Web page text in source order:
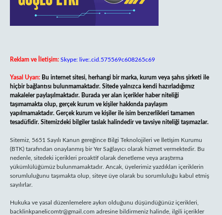
Reklam ve İletişim: Skype: live:.cid.575569c608265c69
Yasal Uyarı: Bu internet sitesi, herhangi bir marka, kurum veya şahıs şirketi ile
hiçbir bağlantısı bulunmamaktadır. Sitede yalnızca kendi hazırladığımız
makaleler paylaşılmaktadır. Burada yer alan içerikler haber niteliği
taşımamakta olup, gerçek kurum ve kişiler hakkında paylaşım
yapılmamaktadır. Gerçek kurum ve kişiler ile isim benzerlikleri tamamen
tesadüfidir. Sitemizdeki bilgiler taslak halindedir ve tavsiye niteliği taşımazlar.
Sitemiz, 5651 Sayılı Kanun gereğince Bilgi Teknolojileri ve İletişim Kurumu
(BTK) tarafından onaylanmış bir Yer Sağlayıcı olarak hizmet vermektedir. Bu
nedenle, sitedeki içerikleri proaktif olarak denetleme veya araştırma
yükümlülüğümüz bulunmamaktadır. Ancak, üyelerimiz yazdıkları içeriklerin
sorumluluğunu taşımakta olup, siteye üye olarak bu sorumluluğu kabul etmiş
sayılırlar.
Hukuka ve yasal düzenlemelere aykırı olduğunu düşündüğünüz içerikleri,
backlinkpanelicomtr@gmail.com adresine bildirmeniz halinde, ilgili içerikler